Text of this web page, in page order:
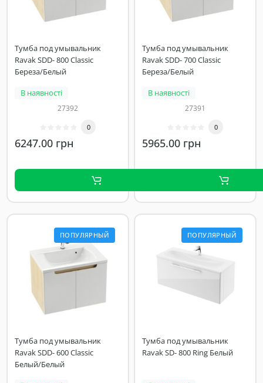
Тумба под умывальник
Ravak SDD- 800 Classic
Береза/Белый
В наявності
27392
0
6247.00 грн
Тумба под умывальник
Ravak SDD- 700 Classic
Береза/Белый
В наявності
27391
0
5965.00 грн
ПОПУЛЯРНЫЙ
Тумба под умывальник
Ravak SDD- 600 Classic
Белый/Белый
ПОПУЛЯРНЫЙ
Тумба под умывальник
Ravak SD- 800 Ring Белый